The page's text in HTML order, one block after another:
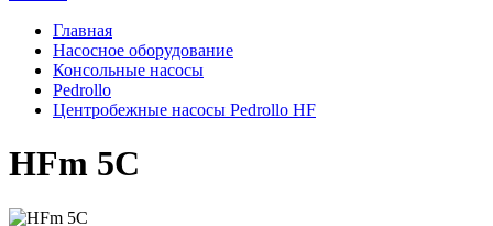
Главная
Насосное оборудование
Консольные насосы
Pedrollo
Центробежные насосы Pedrollo HF
HFm 5C